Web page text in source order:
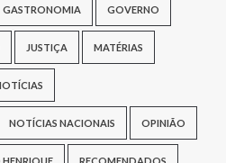
GASTRONOMIA GOVERNO
JUSTIÇA MATÉRIAS
NOTÍCIAS NACIONAIS OPINIÃO